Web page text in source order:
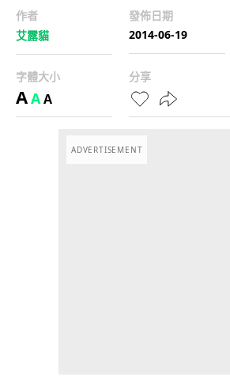
作者
艾露貓
發佈日期
2014-06-19
字體大小
AAA
分享
ADVERTISEMENT